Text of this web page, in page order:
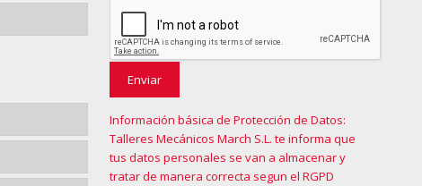
Información básica de Protección de Datos:
Talleres Mecánicos March S.L. te informa que
tus datos personales se van a almacenar y
tratar de manera correcta segun el RGPD